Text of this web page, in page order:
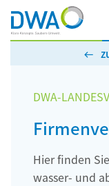
DWA-
Hier finden
wasser- und